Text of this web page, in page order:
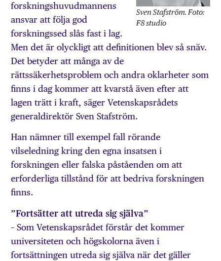
Sven Stafström. Foto:
F8 studio
forskningshuvudmannens
ansvar att följa god
forskningssed slås fast i lag.
Men det är olyckligt att definitionen blev så snäv.
Det betyder att många av de
rättssäkerhetsproblem och andra oklarheter som
finns i dag kommer att kvarstå även efter att
lagen trätt i kraft, säger Vetenskapsrådets
generaldirektör Sven Stafström.
Han nämner till exempel fall rörande
vilseledning kring den egna insatsen i
forskningen eller falska påståenden om att
erforderliga tillstånd för att bedriva forskningen
finns.
”Fortsätter att utreda sig själva”
– Som Vetenskapsrådet förstår det kommer
universiteten och högskolorna även i
fortsättningen utreda sig själva när det gäller